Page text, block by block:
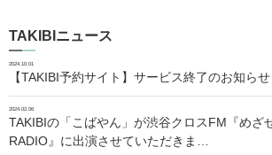
TAKIBIニュース
2024.10.01
【TAKIBI予約サイト】サービス終了のお知らせ
2024.02.06
TAKIBIの「こばやん」が渋谷クロスFM『めざ
RADIO』に出演させていただきま…